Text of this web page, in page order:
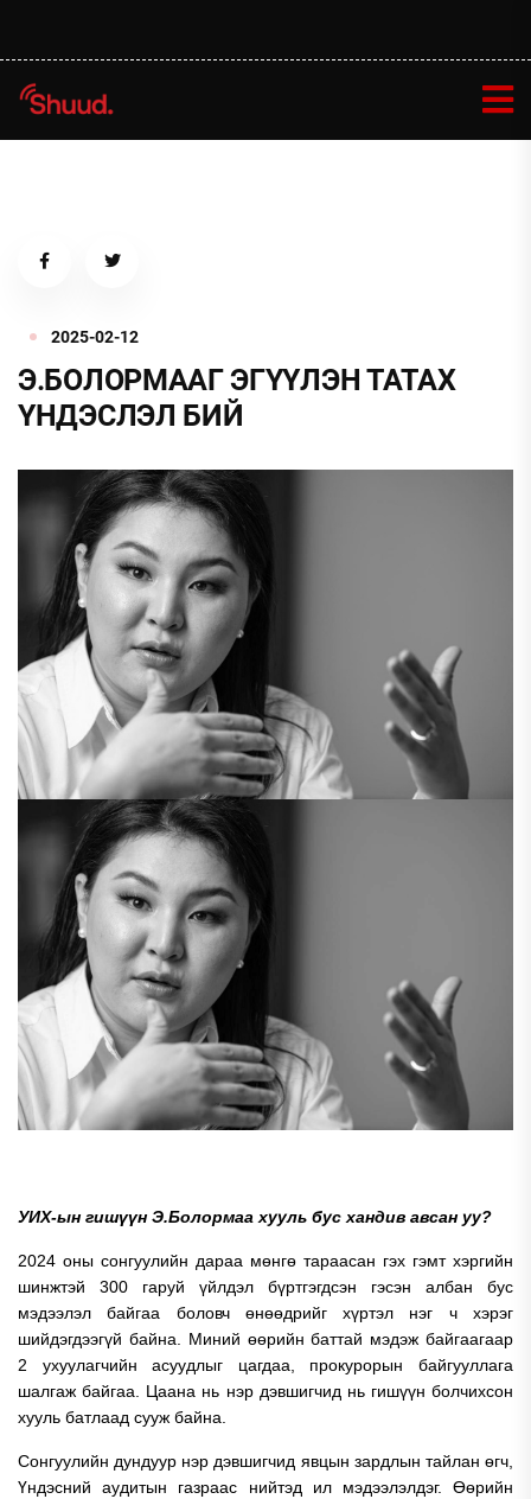
2025-02-12
Э.БОЛОРМААГ ЭГҮҮЛЭН ТАТАХ
ҮНДЭСЛЭЛ БИЙ
УИХ-ын гишүүн Э.Болормаа хууль бус хандив авсан уу?
2024 оны сонгуулийн дараа мөнгө тараасан гэх гэмт хэргийн
шинжтэй 300 гаруй үйлдэл бүртгэгдсэн гэсэн албан бус
мэдээлэл байгаа боловч өнөөдрийг хүртэл нэг ч хэрэг
шийдэгдээгүй байна. Миний өөрийн баттай мэдэж байгаагаар
2 ухуулагчийн асуудлыг цагдаа, прокурорын байгууллага
шалгаж байгаа. Цаана нь нэр дэвшигчид нь гишүүн болчихсон
хууль батлаад сууж байна.
Сонгуулийн дундуур нэр дэвшигчид явцын зардлын тайлан өгч,
Үндэсний аудитын газраас нийтэд ил мэдээлэлдэг. Өөрийн